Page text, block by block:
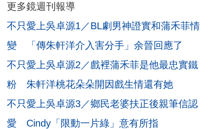
更多鏡週刊報導
不只愛上吳卓源1／BL劇男神證實和蒲禾菲情
變 「傳朱軒洋介入害分手」余晉回應了
不只愛上吳卓源2／戲裡蒲禾菲是他最忠實鐵
粉 朱軒洋桃花朵朵開因戲生情還有她
不只愛上吳卓源3／鄉民老婆扶正後親筆信認
愛 Cindy「限動一片綠」意有所指